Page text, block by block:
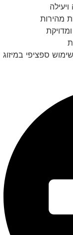
ספציפי במיזוג